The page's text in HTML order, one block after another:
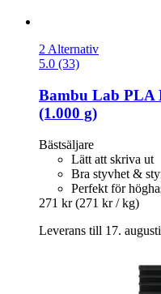
2 Alternativ
5.0 (33)
Bambu Lab PLA
(1.000 g)
Bästsäljare
Lätt att skriva ut
Bra styvhet &
Perfekt för
271 kr (271 kr / kg)
Leverans till 17. augusti